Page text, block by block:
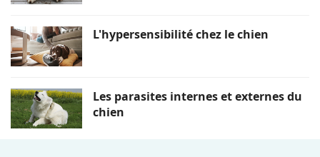
L'hypersensibilité chez le chien
Les parasites internes et externes du
chien